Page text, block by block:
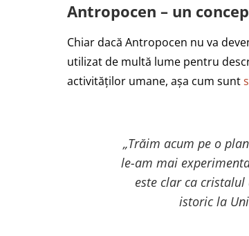
Antropocen – un
Chiar dacă Antropocen nu va
utilizat de multă lume pentru
activităților umane, așa cum sunt
„Trăim acum pe o
le-am mai
este clar ca cristalul
istoric la